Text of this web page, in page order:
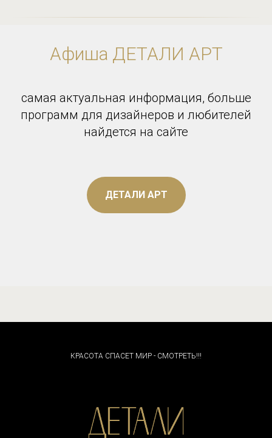
Афиша ДЕТАЛИ АРТ
самая актуальная информация, больше
программ для дизайнеров и любителей
найдется на сайте
ДЕТАЛИ АРТ
КРАСОТА СПАСЕТ МИР - СМОТРЕТЬ!!!